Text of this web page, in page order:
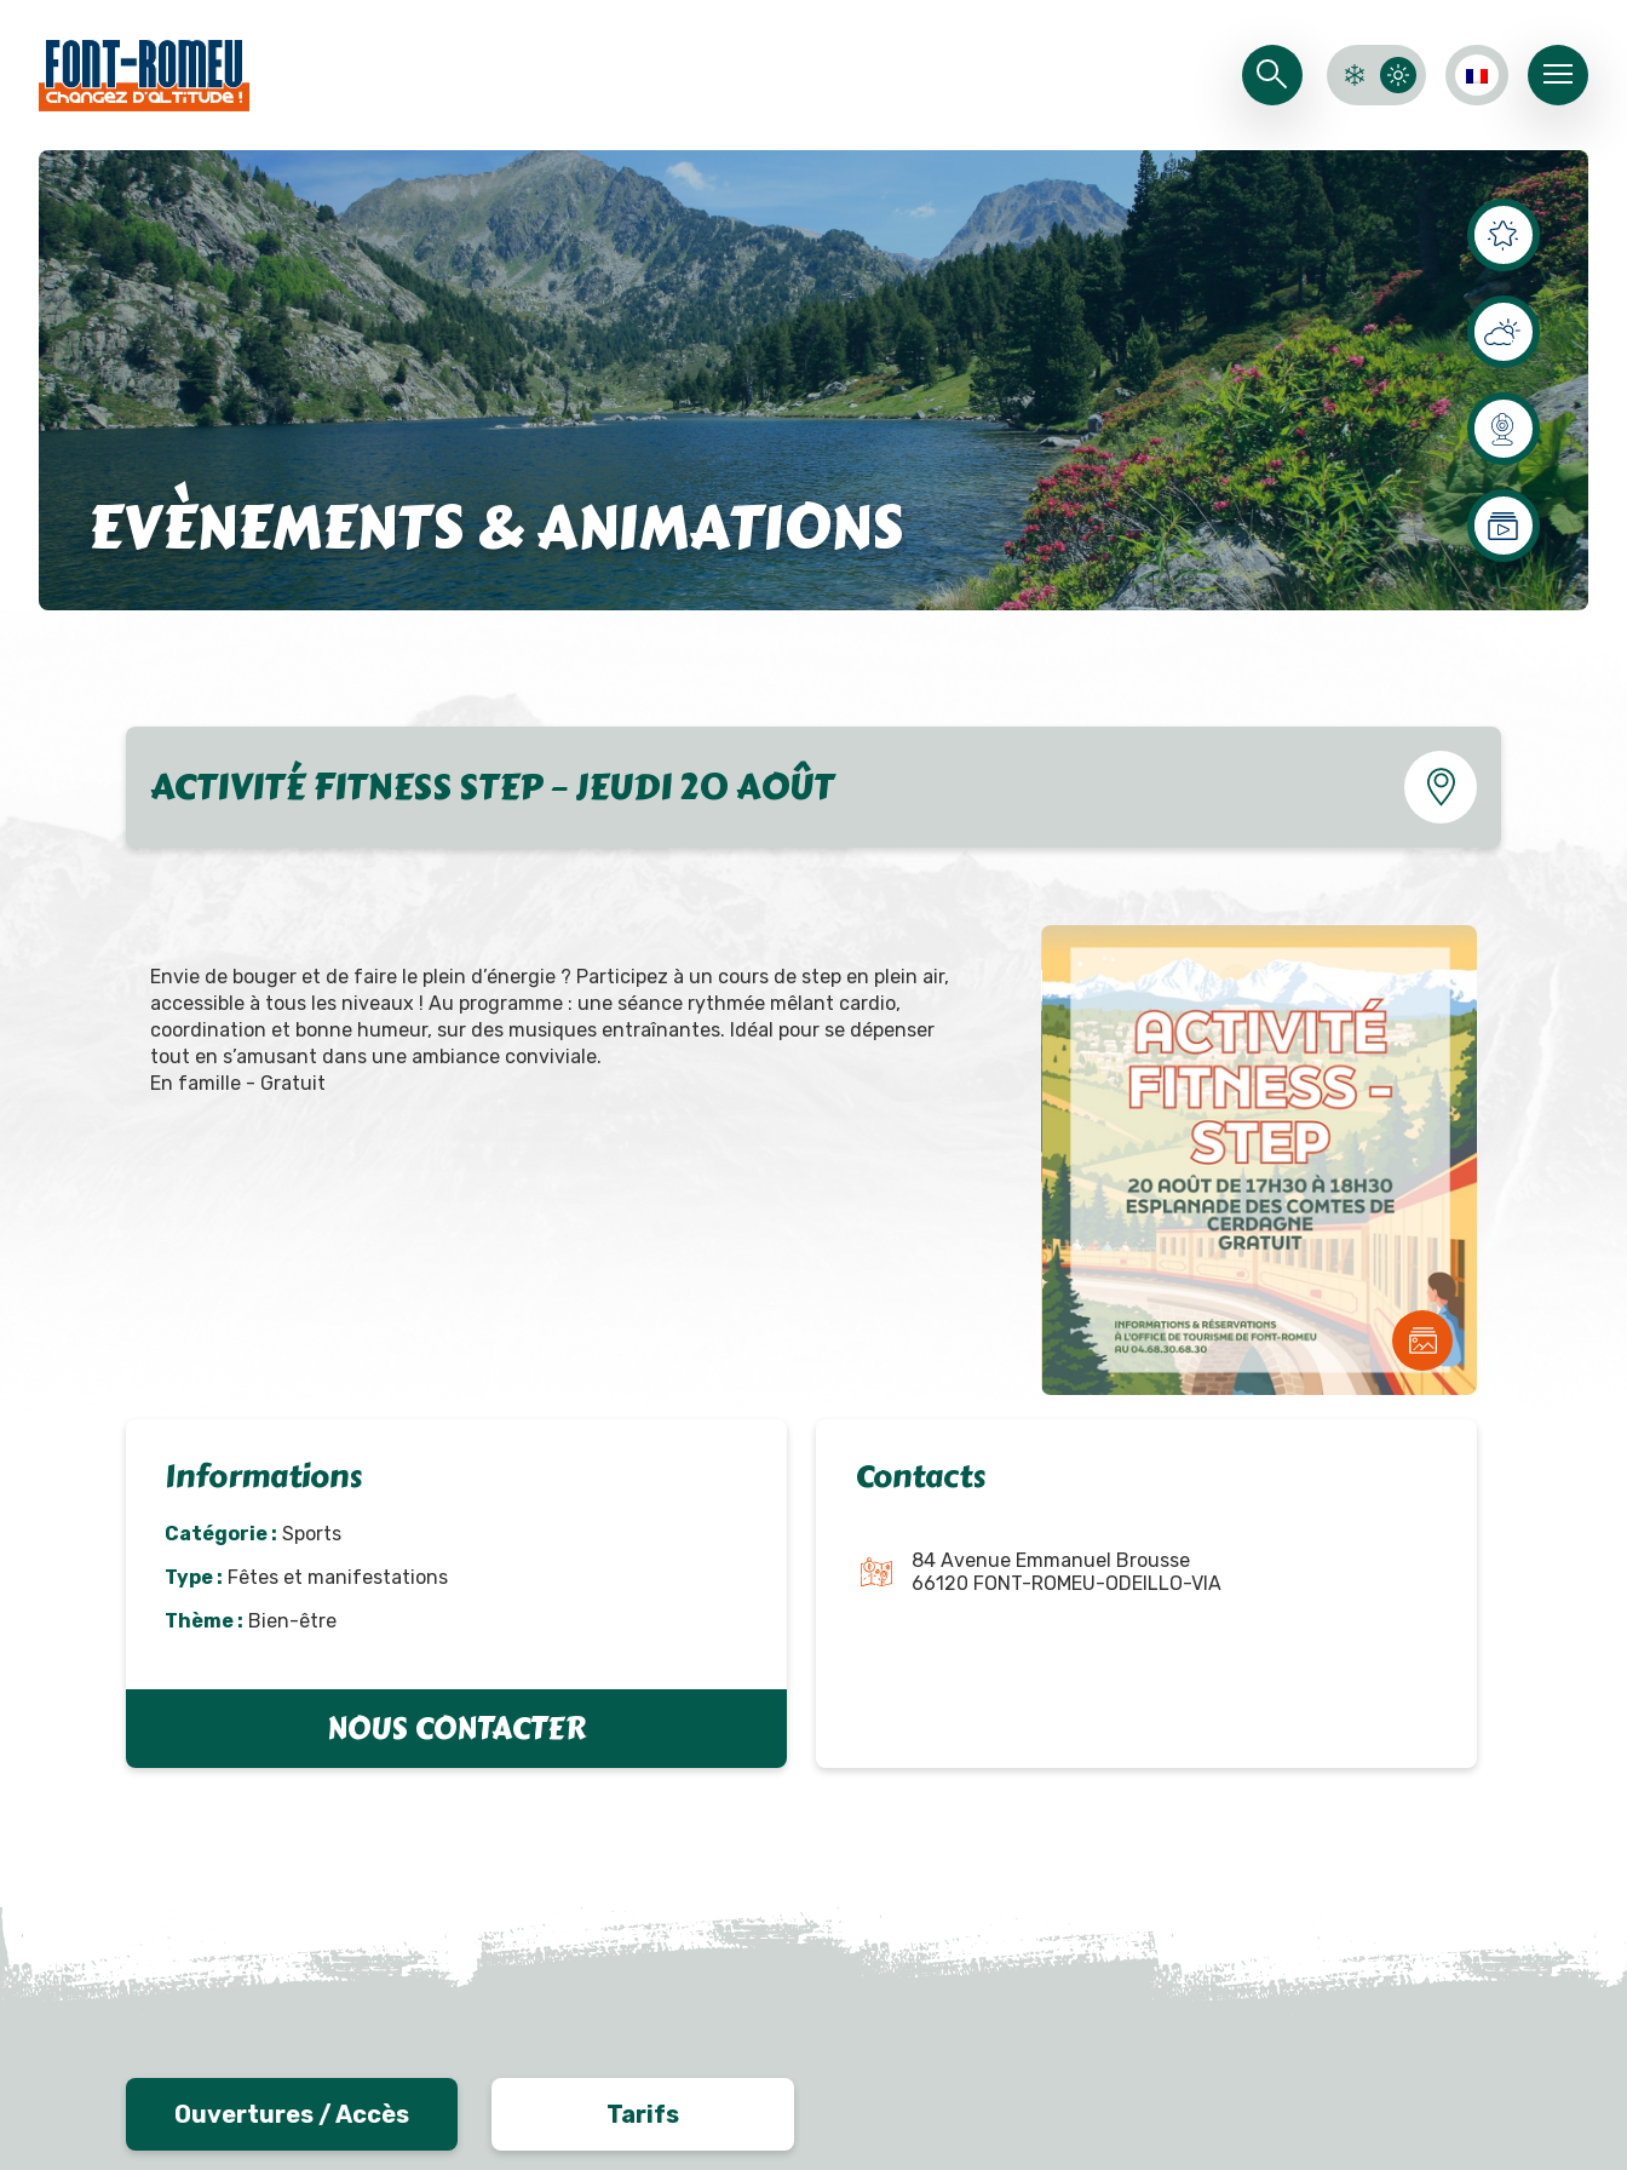
EVÈNEMENTS & ANIMATIONS
ACTIVITÉ FITNESS STEP – JEUDI 20 AOÛT
Envie de bouger et de faire le plein d’énergie ? Participez à un cours de step en plein air,
accessible à tous les niveaux ! Au programme : une séance rythmée mêlant cardio,
coordination et bonne humeur, sur des musiques entraînantes. Idéal pour se dépenser
tout en s’amusant dans une ambiance conviviale.
En famille - Gratuit
Informations
Catégorie : Sports
Type : Fêtes et manifestations
Thème : Bien-être
NOUS CONTACTER
Contacts
84 Avenue Emmanuel Brousse
66120 FONT-ROMEU-ODEILLO-VIA
Ouvertures / Accès Tarifs